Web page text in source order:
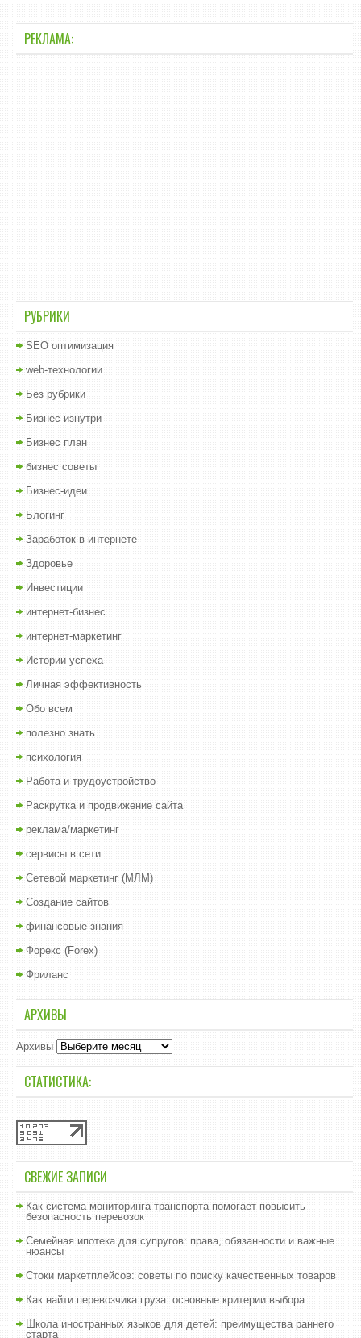
РЕКЛАМА:
РУБРИКИ
SEO оптимизация
web-технологии
Без рубрики
Бизнес изнутри
Бизнес план
бизнес советы
Бизнес-идеи
Блогинг
Заработок в интернете
Здоровье
Инвестиции
интернет-бизнес
интернет-маркетинг
Истории успеха
Личная эффективность
Обо всем
полезно знать
психология
Работа и трудоустройство
Раскрутка и продвижение сайта
реклама/маркетинг
сервисы в сети
Сетевой маркетинг (МЛМ)
Создание сайтов
финансовые знания
Форекс (Forex)
Фриланс
АРХИВЫ
Архивы
СТАТИСТИКА:
СВЕЖИЕ ЗАПИСИ
Как система мониторинга транспорта помогает повысить
безопасность перевозок
Семейная ипотека для супругов: права, обязанности и важные
нюансы
Стоки маркетплейсов: советы по поиску качественных товаров
Как найти перевозчика груза: основные критерии выбора
Школа иностранных языков для детей: преимущества раннего
старта